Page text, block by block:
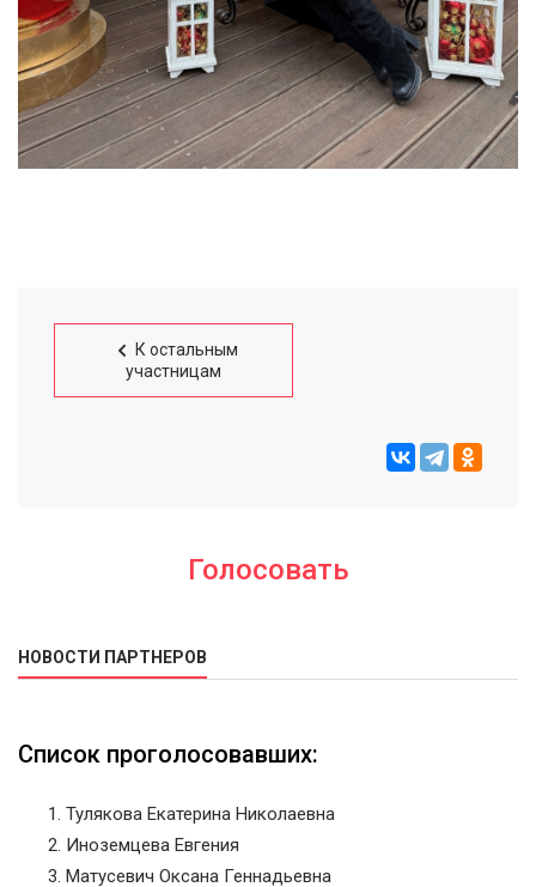
К остальным
участницам
Голосовать
НОВОСТИ ПАРТНЕРОВ
Список проголосовавших:
Тулякова Екатерина Николаевна
Иноземцева Евгения
Матусевич Оксана Геннадьевна